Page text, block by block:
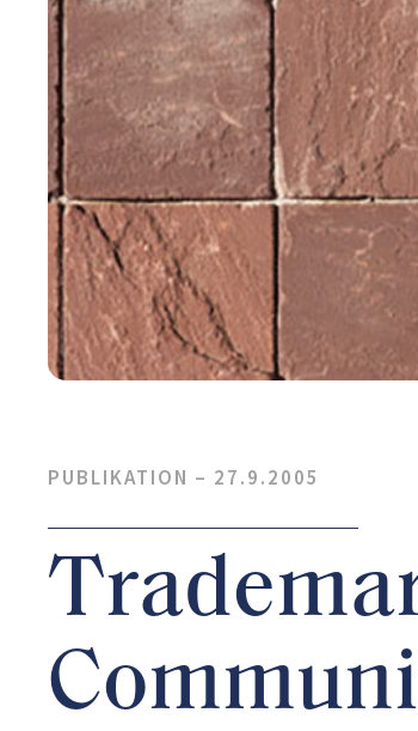
PUBLIKATION – 27.9.2005